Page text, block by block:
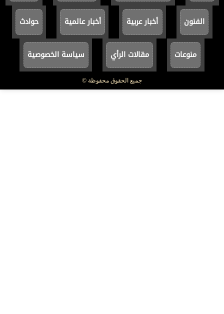
الفنون أخبار عربية أخبار عالمية حوادث
منوعات مقالات الرأي سياسة الخصوصية
جميع الحقوق محفوظة ©